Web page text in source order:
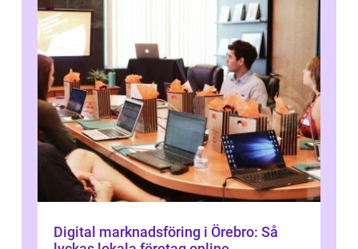
Digital marknadsföring i Örebro: Så